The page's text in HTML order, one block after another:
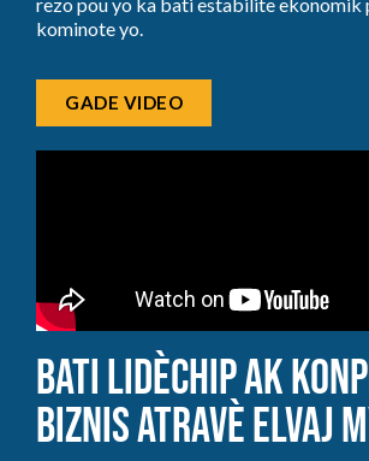
kominote yo.
GADE VIDEO
Bati Lidèchip ak
Biznis Atravè Elvaj